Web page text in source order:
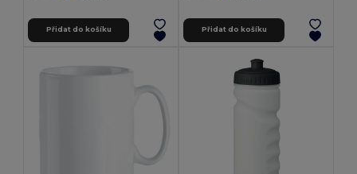
Přidat do košíku Přidat do košíku